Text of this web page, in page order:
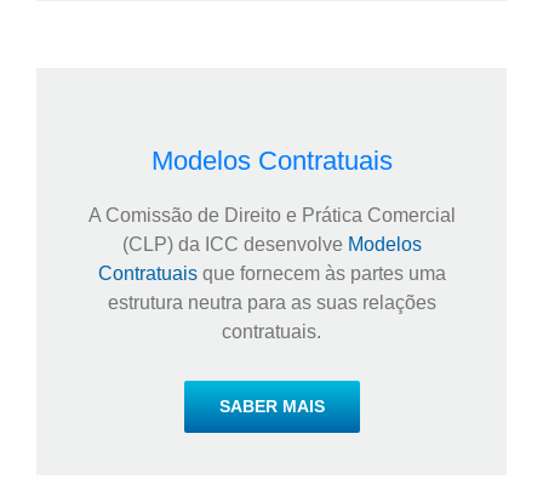
Modelos Contratuais
A Comissão de Direito e Prática Comercial
(CLP) da ICC desenvolve Modelos
Contratuaisque fornecem às partes uma
estrutura neutra para as suas relações
contratuais.
SABER MAIS